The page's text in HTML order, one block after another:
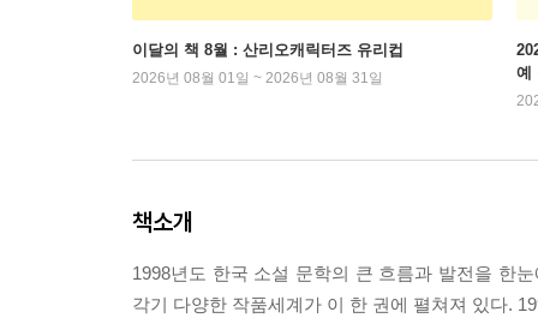
이달의 책 8월 : 산리오캐릭터즈 유리컵
2026년 08월 01일 ~ 2026년 08월 31일
예
책소개
1998년도 한국 소설 문학의 큰 흐름과 발전을 한
각기 다양한 작품세계가 이 한 권에 펼쳐져 있다.